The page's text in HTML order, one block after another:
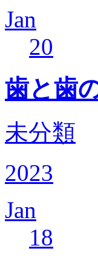
Jan
20
歯と歯
未分類
2023
Jan
18